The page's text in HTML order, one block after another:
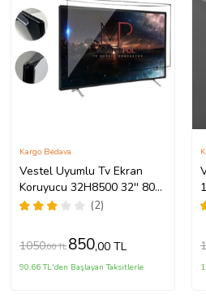
Vestel Uyumlu Tv Ekran
Koruyucu 32H8500 32'' 80
Ekran HD Ready TV
(2)
Kargo Bedava
1050,00 TL 850,00 TL
90,66 TL'den Başlayan Taksitlerle